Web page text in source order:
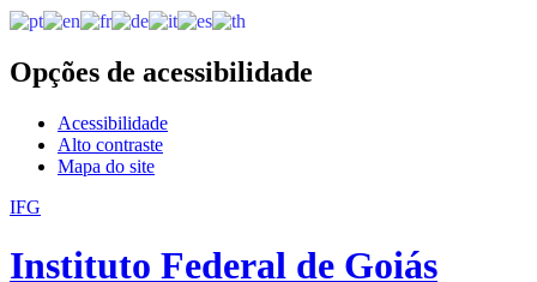
Opções de acessibilidade
Acessibilidade
Alto contraste
Mapa do site
IFG
Instituto Federal de Goiás